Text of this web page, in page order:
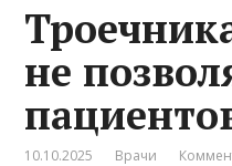
не
10.10.2025 Врачи